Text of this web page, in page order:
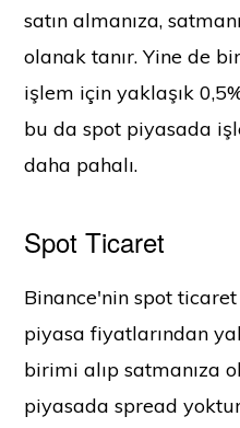
satın almanıza,
olanak tanır. Yine de
işlem için yaklaşık
bu da spot piyasada
daha pahalı.
Spot Ticaret
Binance'nin spot
piyasa fiyatlarından
birimi alıp satmanıza
piyasada spread